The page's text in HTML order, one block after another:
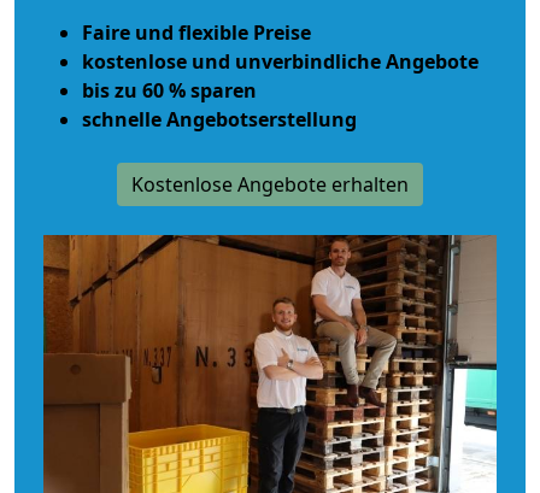
Faire und flexible Preise
kostenlose und unverbindliche Angebote
bis zu 60 % sparen
schnelle Angebotserstellung
Kostenlose Angebote erhalten